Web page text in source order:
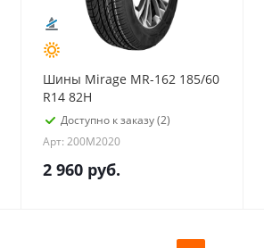
Шины Mirage MR-162 185/60
R14 82H
Доступно к заказу (2)
Арт: 200M2020
2 960 руб.